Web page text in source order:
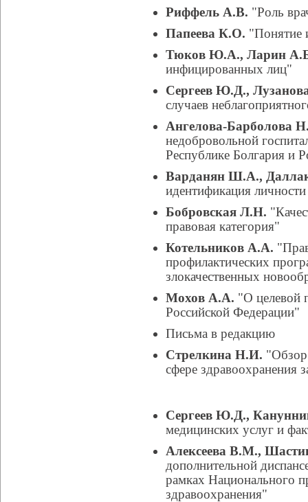
Риффель А.В. "Роль
Папеева К.О. "Понятие
Тюков Ю.А., Ларин
инфицированных лиц"
Сергеев Ю.Д.,
случаев
Ангелова-Барболова
недобровольной
Республике Болгария и
Варданян Ш.А.,
идентификация
Бобровская Л.Н.
правовая категория"
Котельников А.А.
профилактических
злокачественных
Мохов А.А. "О целевой
Российской Федерации"
Письма в редакцию
Стрелкина Н.И. "Обзор
сфере здравоохранения
Сергеев Ю.Д.,
медицинских услуг и
Алексеева В.М.,
дополнительной
рамках Национального
здравоохранения"